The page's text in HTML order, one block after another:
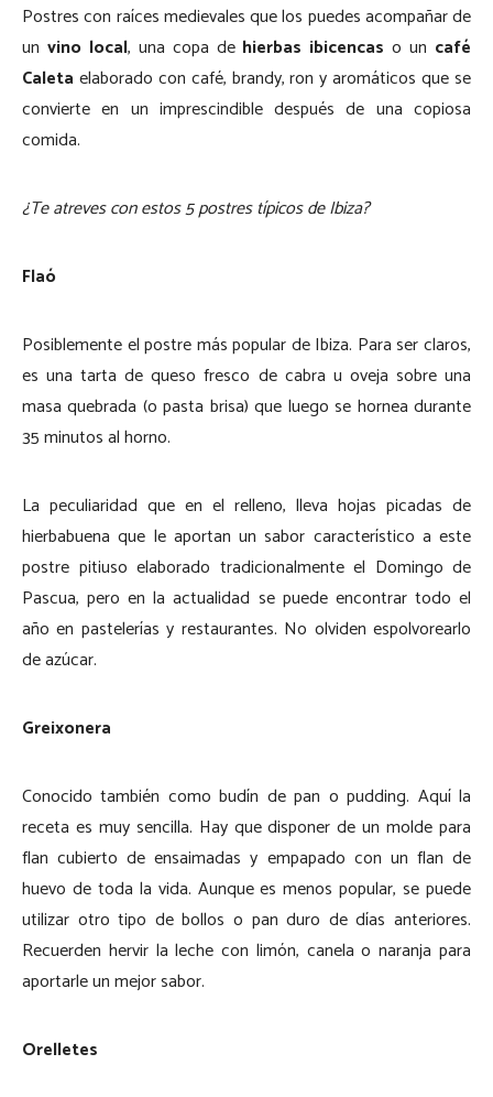
Postres con raíces medievales que los puedes acompañar de
un vino local, una copa de hierbas ibicencas o un café
Caleta elaborado con café, brandy, ron y aromáticos que se
convierte en un imprescindible después de una copiosa
comida.
¿Te atreves con estos 5 postres típicos de Ibiza?
Flaó
Posiblemente el postre más popular de Ibiza. Para ser claros,
es una tarta de queso fresco de cabra u oveja sobre una
masa quebrada (o pasta brisa) que luego se hornea durante
35 minutos al horno.
La peculiaridad que en el relleno, lleva hojas picadas de
hierbabuena que le aportan un sabor característico a este
postre pitiuso elaborado tradicionalmente el Domingo de
Pascua, pero en la actualidad se puede encontrar todo el
año en pastelerías y restaurantes. No olviden espolvorearlo
de azúcar.
Greixonera
Conocido también como budín de pan o pudding. Aquí la
receta es muy sencilla. Hay que disponer de un molde para
flan cubierto de ensaimadas y empapado con un flan de
huevo de toda la vida. Aunque es menos popular, se puede
utilizar otro tipo de bollos o pan duro de días anteriores.
Recuerden hervir la leche con limón, canela o naranja para
aportarle un mejor sabor.
Orelletes